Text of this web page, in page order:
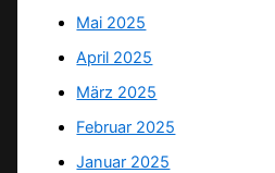
Mai 2025
April 2025
März 2025
Februar 2025
Januar 2025